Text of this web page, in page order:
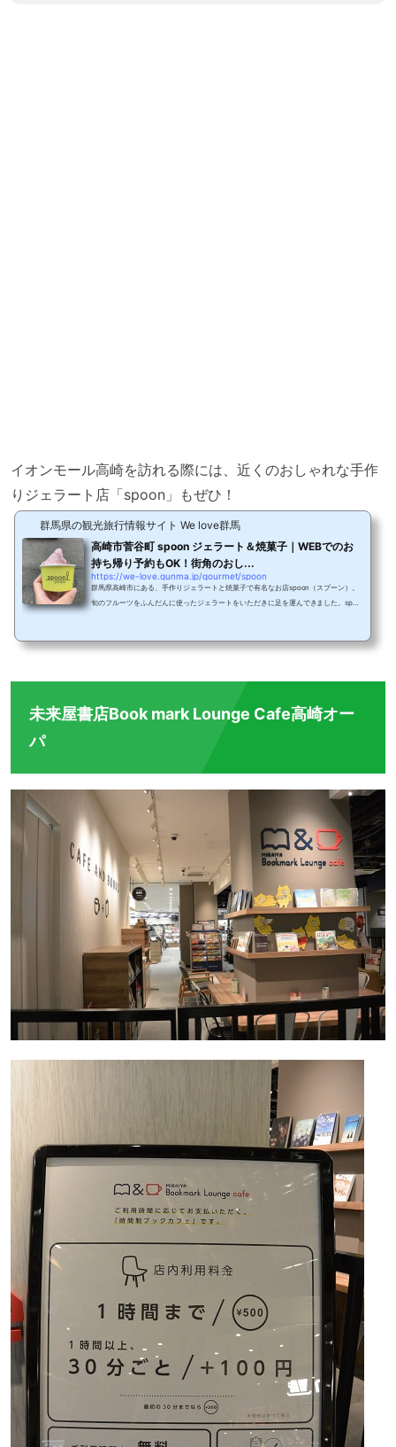
イオンモール高崎を訪れる際には、近くのおしゃれな手作
りジェラート店「spoon」もぜひ！
群馬県の観光旅行情報サイト We love群馬
高崎市菅谷町 spoon ジェラート＆焼菓子｜WEBでのお
持ち帰り予約もOK！街角のおし...
https://we-love.gunma.jp/gourmet/spoon
群馬県高崎市にある、手作りジェラートと焼菓子で有名なお店spoon（スプーン）。
旬のフルーツをふんだんに使ったジェラートをいただきに足を運んできました。spoo
poonさん、テイクアウト専門店で店内にはイートインスペースがありません。ただし
未来屋書店Book mark Lounge Cafe高崎オー
パ